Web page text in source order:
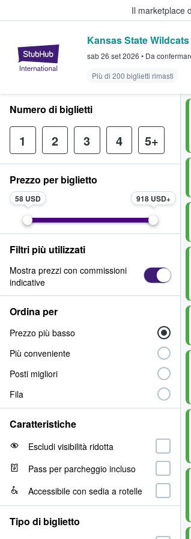
Il marketplace
StubHub - Dove i
Kansas State Wildcats
sab 26 set 2026 • Da
Più di 200 biglietti rimasti
Numero di biglietti
1 2 3 4 5+
Prezzo per biglietto
58 USD 918 USD
Filtri più utilizzati
Mostra prezzi con commissioni
indicative
Ordina per
Prezzo più basso
Più conveniente
Posti migliori
Fila
Caratteristiche
Escludi visibilità ridotta
Pass per parcheggio incluso
Accessibile con sedia a rotelle
Tipo di biglietto